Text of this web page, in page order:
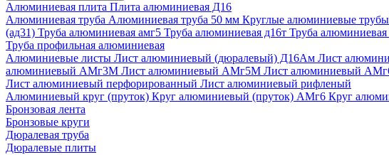
Алюминиевая плита Плита алюминиевая Д16
Алюминиевая труба Алюминиевая труба 50 мм Круглые алюминиевые
(ад31) Труба алюминиевая амг5 Труба алюминиевая д16т Труба алюминиевая
Труба профильная алюминиевая
Алюминиевые листы Лист алюминиевый (дюралевый) Д16Ам Лист
алюминиевый АМг3М Лист алюминиевый АМг5М Лист алюминиевый
Лист алюминиевый перфорированный Лист алюминиевый рифленый
Алюминиевый круг (пруток) Круг алюминиевый (пруток) АМг6 Круг
Бронзовая лента
Бронзовые круги
Дюралевая труба
Дюралевые плиты